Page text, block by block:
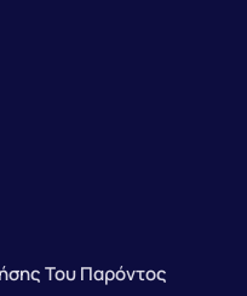
Του Παρόντος